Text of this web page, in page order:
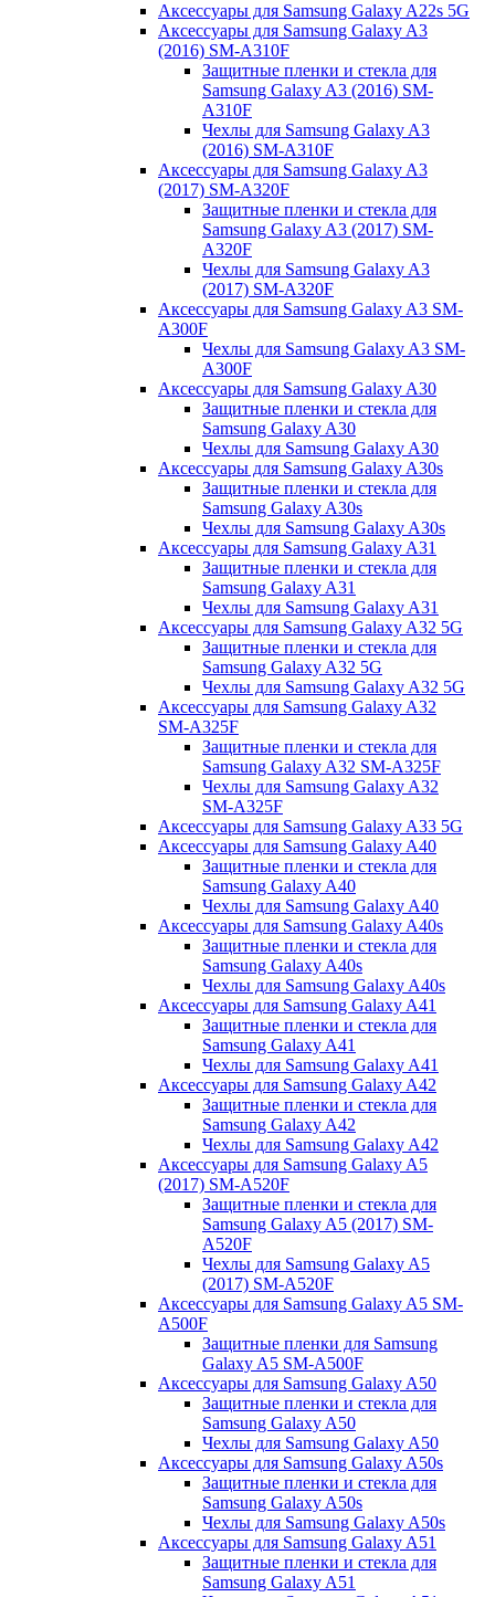
Аксессуары для Samsung Galaxy A22s 5G
Аксессуары для Samsung Galaxy A3
(2016) SM-A310F
Защитные пленки и стекла для
Samsung Galaxy A3 (2016) SM-
A310F
Чехлы для Samsung Galaxy A3
(2016) SM-A310F
Аксессуары для Samsung Galaxy A3
(2017) SM-A320F
Защитные пленки и стекла для
Samsung Galaxy A3 (2017) SM-
A320F
Чехлы для Samsung Galaxy A3
(2017) SM-A320F
Аксессуары для Samsung Galaxy A3 SM-
A300F
Чехлы для Samsung Galaxy A3 SM-
A300F
Аксессуары для Samsung Galaxy A30
Защитные пленки и стекла для
Samsung Galaxy A30
Чехлы для Samsung Galaxy A30
Аксессуары для Samsung Galaxy A30s
Защитные пленки и стекла для
Samsung Galaxy A30s
Чехлы для Samsung Galaxy A30s
Аксессуары для Samsung Galaxy A31
Защитные пленки и стекла для
Samsung Galaxy A31
Чехлы для Samsung Galaxy A31
Аксессуары для Samsung Galaxy A32 5G
Защитные пленки и стекла для
Samsung Galaxy A32 5G
Чехлы для Samsung Galaxy A32 5G
Аксессуары для Samsung Galaxy A32
SM-A325F
Защитные пленки и стекла для
Samsung Galaxy A32 SM-A325F
Чехлы для Samsung Galaxy A32
SM-A325F
Аксессуары для Samsung Galaxy A33 5G
Аксессуары для Samsung Galaxy A40
Защитные пленки и стекла для
Samsung Galaxy A40
Чехлы для Samsung Galaxy A40
Аксессуары для Samsung Galaxy A40s
Защитные пленки и стекла для
Samsung Galaxy A40s
Чехлы для Samsung Galaxy A40s
Аксессуары для Samsung Galaxy A41
Защитные пленки и стекла для
Samsung Galaxy A41
Чехлы для Samsung Galaxy A41
Аксессуары для Samsung Galaxy A42
Защитные пленки и стекла для
Samsung Galaxy A42
Чехлы для Samsung Galaxy A42
Аксессуары для Samsung Galaxy A5
(2017) SM-A520F
Защитные пленки и стекла для
Samsung Galaxy A5 (2017) SM-
A520F
Чехлы для Samsung Galaxy A5
(2017) SM-A520F
Аксессуары для Samsung Galaxy A5 SM-
A500F
Защитные пленки для Samsung
Galaxy A5 SM-A500F
Аксессуары для Samsung Galaxy A50
Защитные пленки и стекла для
Samsung Galaxy A50
Чехлы для Samsung Galaxy A50
Аксессуары для Samsung Galaxy A50s
Защитные пленки и стекла для
Samsung Galaxy A50s
Чехлы для Samsung Galaxy A50s
Аксессуары для Samsung Galaxy A51
Защитные пленки и стекла для
Samsung Galaxy A51